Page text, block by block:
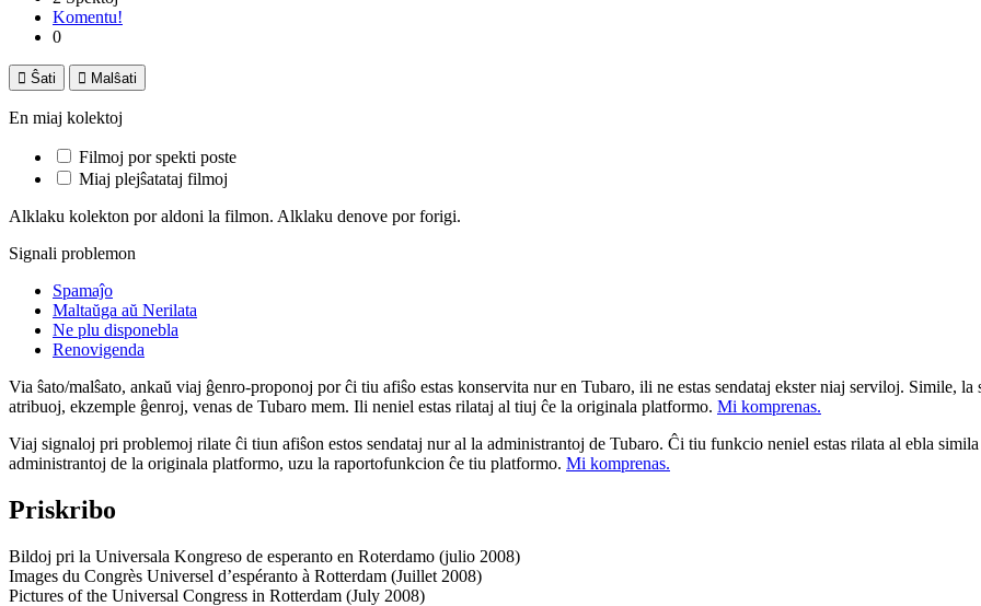
Komentu!
0
 Ŝati  Malŝati
En miaj kolektoj
Filmoj por spekti poste
Miaj plejŝatataj filmoj
Alklaku kolekton por aldoni la filmon. Alklaku denove por forigi.
Signali problemon
Spamaĵo
Maltaŭga aŭ Nerilata
Ne plu disponebla
Renovigenda
Via ŝato/malŝato, ankaŭ viaj ĝenro-proponoj por ĉi tiu afiŝo estas konservita nur en Tubaro, ili ne estas sendataj ekster niaj serviloj. Simile,
atribuoj, ekzemple ĝenroj, venas de Tubaro mem. Ili neniel estas rilataj al tiuj ĉe la originala platformo. Mi komprenas.
Viaj signaloj pri problemoj rilate ĉi tiun afiŝon estos sendataj nur al la administrantoj de Tubaro. Ĉi tiu funkcio neniel estas rilata al ebla
administrantoj de la originala platformo, uzu la raportofunkcion ĉe tiu platformo. Mi komprenas.
Priskribo
Bildoj pri la Universala Kongreso de esperanto en Roterdamo (julio 2008)
Images du Congrès Universel d’espéranto à Rotterdam (Juillet 2008)
Pictures of the Universal Congress in Rotterdam (July 2008)